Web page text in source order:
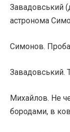
Завадовський
астронома
Симонов.
Завадовський.
Михайлов. Не
бородами, в